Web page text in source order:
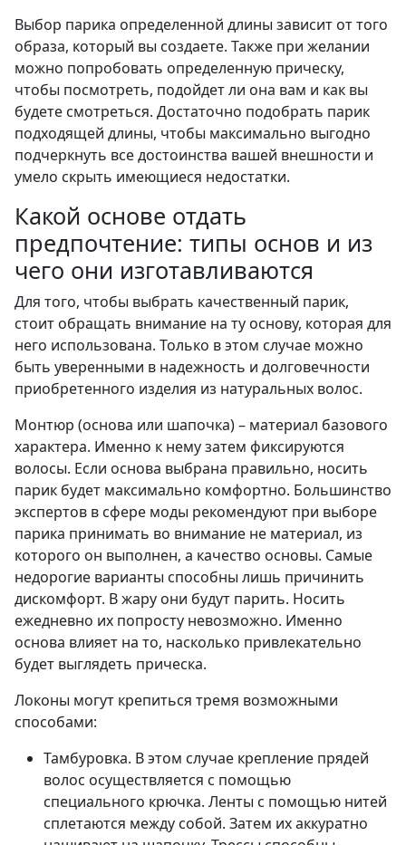
Выбор парика определенной длины зависит от того
образа, который вы создаете. Также при желании
можно попробовать определенную прическу,
чтобы посмотреть, подойдет ли она вам и как вы
будете смотреться. Достаточно подобрать парик
подходящей длины, чтобы максимально выгодно
подчеркнуть все достоинства вашей внешности и
умело скрыть имеющиеся недостатки.
Какой основе отдать
предпочтение: типы основ и из
чего они изготавливаются
Для того, чтобы выбрать качественный парик,
стоит обращать внимание на ту основу, которая для
него использована. Только в этом случае можно
быть уверенными в надежность и долговечности
приобретенного изделия из натуральных волос.
Монтюр (основа или шапочка) – материал базового
характера. Именно к нему затем фиксируются
волосы. Если основа выбрана правильно, носить
парик будет максимально комфортно. Большинство
экспертов в сфере моды рекомендуют при выборе
парика принимать во внимание не материал, из
которого он выполнен, а качество основы. Самые
недорогие варианты способны лишь причинить
дискомфорт. В жару они будут парить. Носить
ежедневно их попросту невозможно. Именно
основа влияет на то, насколько привлекательно
будет выглядеть прическа.
Локоны могут крепиться тремя возможными
способами:
Тамбуровка. В этом случае крепление прядей
волос осуществляется с помощью
специального крючка. Ленты с помощью нитей
сплетаются между собой. Затем их аккуратно